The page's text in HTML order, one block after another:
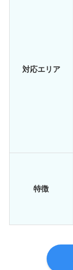
対応エリア
特徴